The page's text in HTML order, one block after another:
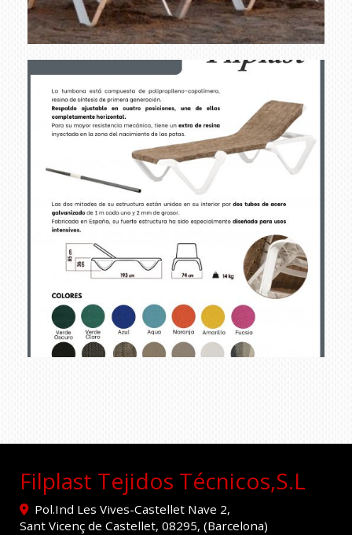
conjunto tumbona Ampliar
Filplast Tejidos Técnicos,S.L
Pol.Ind Les Vives-Castellet Nave 2,
Sant Vicenç de Castellet, 08295, (Barcelona)